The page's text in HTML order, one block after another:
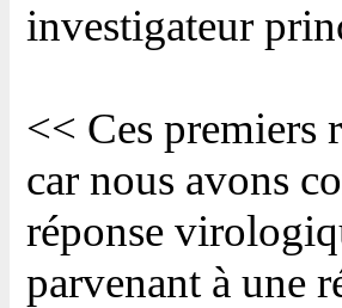
investigateur
<< Ces premiers
car nous avons
réponse
parvenant à une